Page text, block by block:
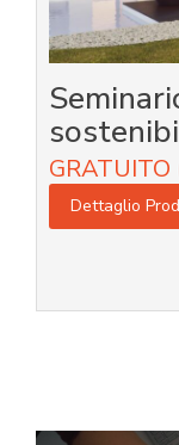
Dettaglio